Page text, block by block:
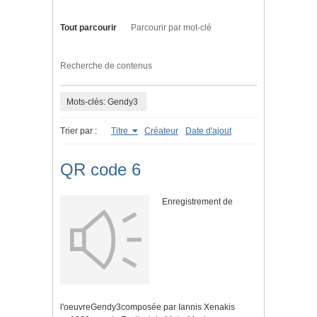
Tout parcourir Parcourir par mot-clé
Recherche de contenus
Mots-clés: Gendy3
Trier par : Titre Créateur Date d'ajout
QR code 6
Enregistrement de
l'oeuvreGendy3composée par Iannis Xenakis